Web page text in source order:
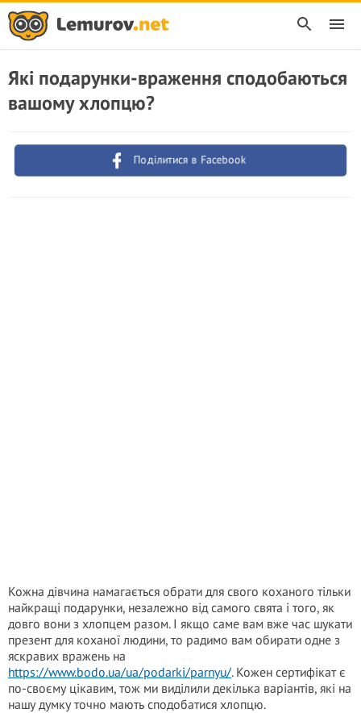
Які подарунки-враження сподобаються
вашому хлопцю?
Поділитися в Facebook
Кожна дівчина намагається обрати для свого коханого тільки
найкращі подарунки, незалежно від самого свята і того, як
довго вони з хлопцем разом. І якщо саме вам вже час шукати
презент для коханої людини, то радимо вам обирати одне з
яскравих вражень на
https://www.bodo.ua/ua/podarki/parnyu/. Кожен сертифікат є
по-своєму цікавим, тож ми виділили декілька варіантів, які на
нашу думку точно мають сподобатися хлопцю.